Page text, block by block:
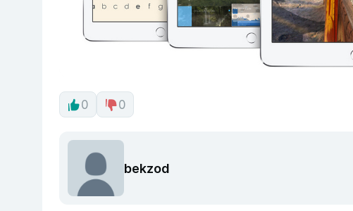
0 0
bekzod